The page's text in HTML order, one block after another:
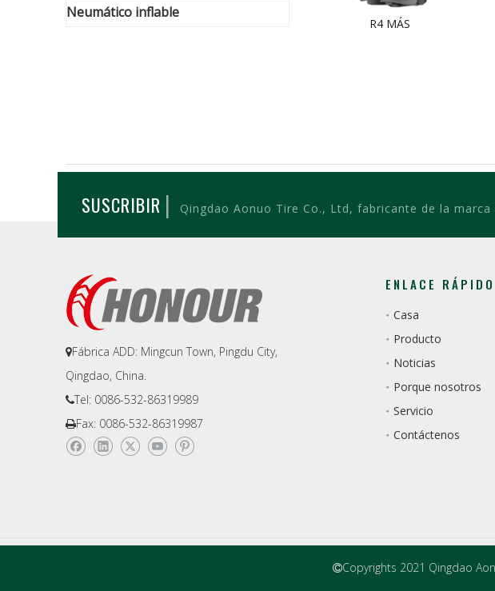
Neumático inflable
R4 MÁS
SUSCRIBIR | Qingdao Aonuo Tire Co., Ltd, fabricante de la
Fábrica ADD: Mingcun Town, Pingdu City,
Qingdao, China.
Tel: 0086-532-86319989
Fax: 0086-532-86319987
ENLACE RÁPIDO
Casa
Producto
Noticias
Porque nosotros
Servicio
Contáctenos
Copyrights 2021 Qingdao